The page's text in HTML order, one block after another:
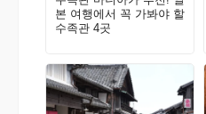
본 여행에서 꼭 가봐야 할
수족관 4곳